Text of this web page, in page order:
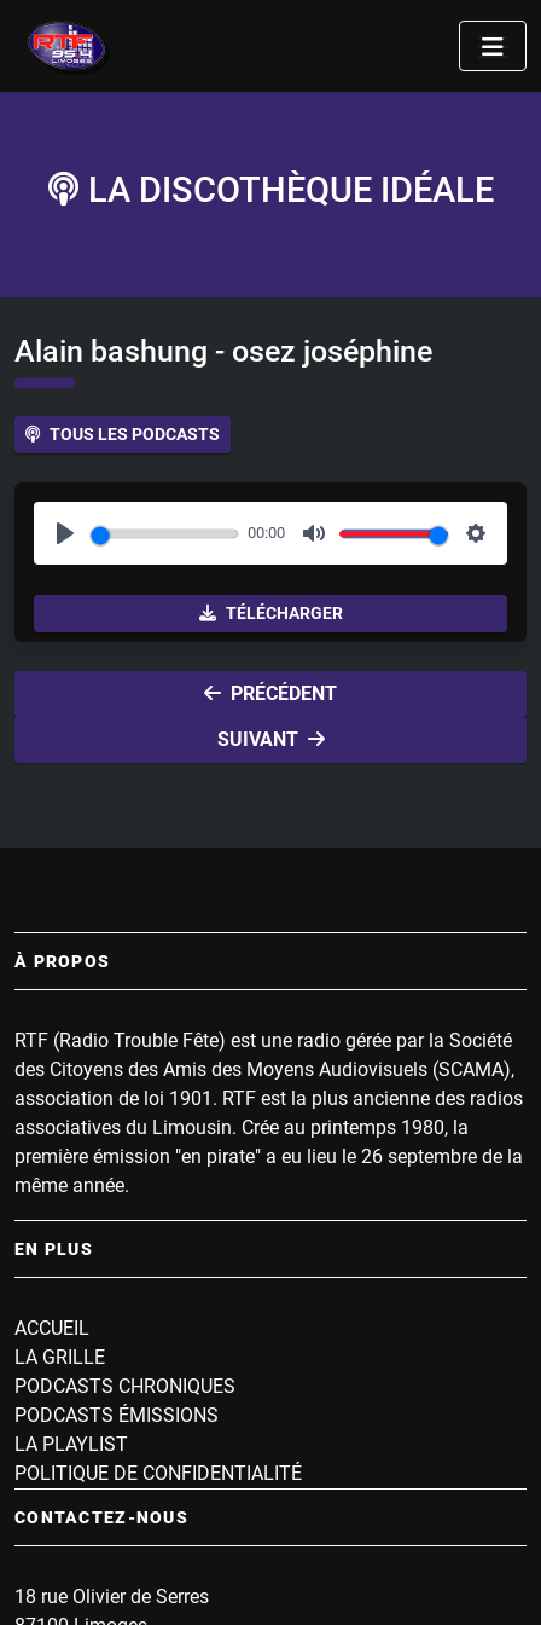
LA DISCOTHÈQUE IDÉALE
Alain bashung - osez joséphine
TOUS LES PODCASTS
P
l
00:00
M
u
t
S
e
TÉLÉCHARGER
PRÉCÉDENT
SUIVANT
À PROPOS
RTF (Radio Trouble Fête) est une radio gérée par la Société
des Citoyens des Amis des Moyens Audiovisuels (SCAMA),
association de loi 1901. RTF est la plus ancienne des radios
associatives du Limousin. Crée au printemps 1980, la
première émission "en pirate" a eu lieu le 26 septembre de la
même année.
EN PLUS
ACCUEIL
LA GRILLE
PODCASTS CHRONIQUES
PODCASTS ÉMISSIONS
LA PLAYLIST
POLITIQUE DE CONFIDENTIALITÉ
CONTACTEZ-NOUS
18 rue Olivier de Serres